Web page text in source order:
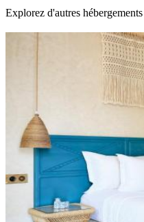
Explorez d'autres